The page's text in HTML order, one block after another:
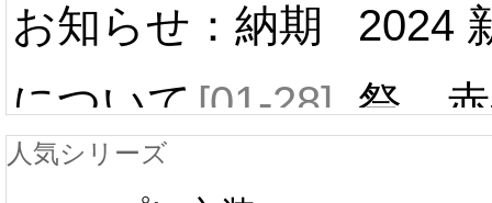
お知らせ：納期
について[01-28]
中国旧正月の影
2024
祭 赤
人気シリーズ